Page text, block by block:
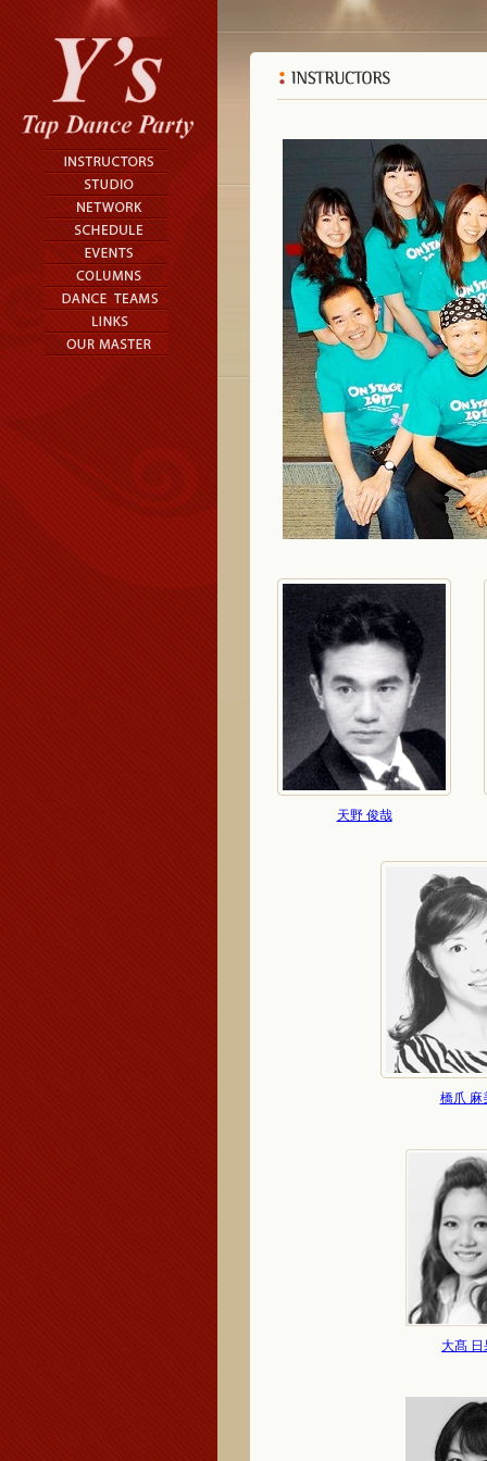
天野 俊哉
橋爪 麻
大髙 日